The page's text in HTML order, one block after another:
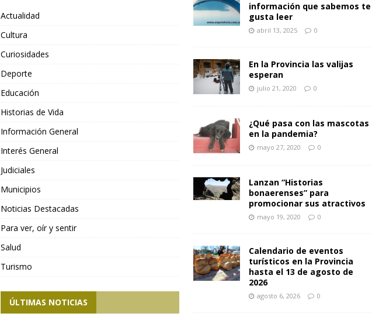
Actualidad
Cultura
Curiosidades
Deporte
Educación
Historias de Vida
Información General
Interés General
Judiciales
Municipios
Noticias Destacadas
Para ver, oír y sentir
Salud
Turismo
ÚLTIMAS NOTICIAS
información que sabemos te
gusta leer
abril 13, 2025 0
En la Provincia las valijas
esperan
julio 21, 2020 0
¿Qué pasa con las mascotas
en la pandemia?
mayo 27, 2020 0
Lanzan “Historias
bonaerenses” para
promocionar sus atractivos
mayo 19, 2020 0
Calendario de eventos
turísticos en la Provincia
hasta el 13 de agosto de
2026
agosto 6, 2026 0